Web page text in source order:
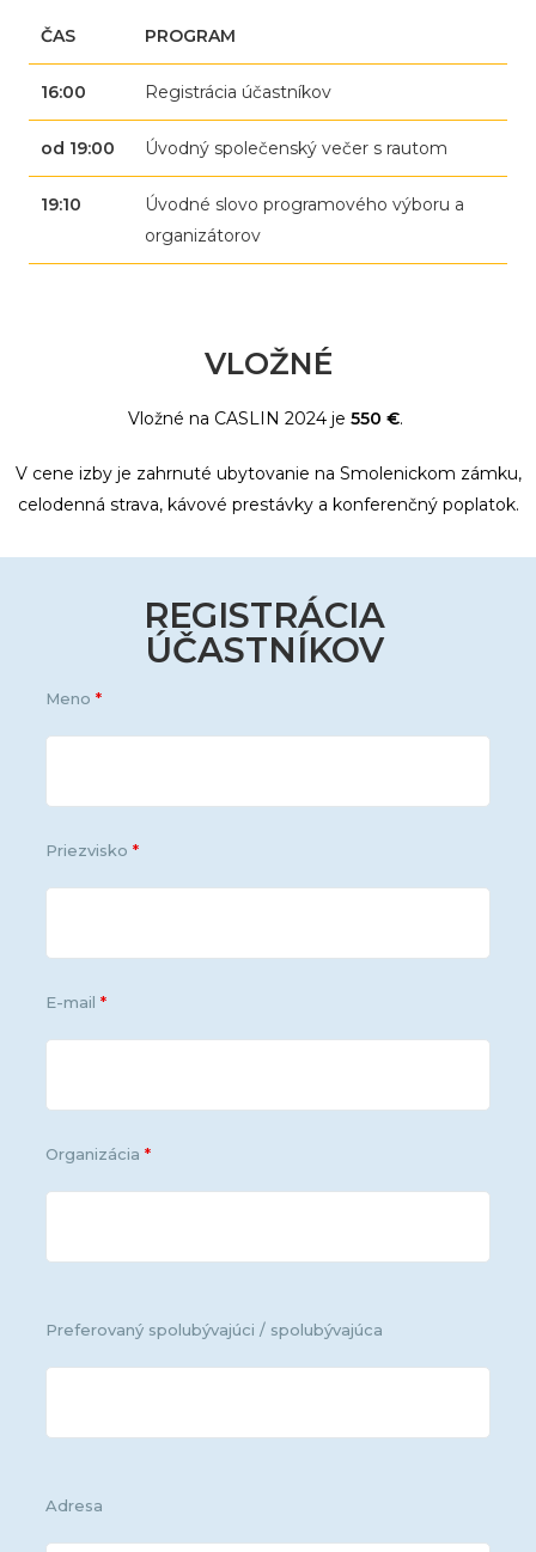
ČAS PROGRAM
16:00 Registrácia účastníkov
od 19:00 Úvodný společenský večer s rautom
19:10
Úvodné slovo programového výboru a
organizátorov
VLOŽNÉ
Vložné na CASLIN 2024 je 550 €.
V cene izby je zahrnuté ubytovanie na Smolenickom zámku,
celodenná strava, kávové prestávky a konferenčný poplatok.
REGISTRÁCIA
ÚČASTNÍKOV
Meno *
Priezvisko *
E-mail *
Organizácia *
Preferovaný spolubývajúci / spolubývajúca
Adresa